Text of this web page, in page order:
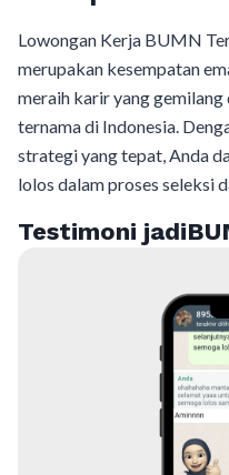
Lowongan Kerja BUMN
merupakan kesempatan
meraih karir yang gemilang
ternama di Indonesia.
strategi yang tepat, Anda
lolos dalam proses seleksi
Testimoni